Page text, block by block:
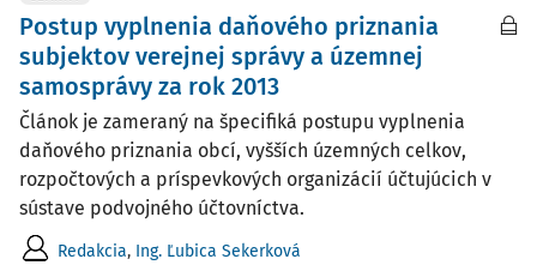
Postup vyplnenia daňového priznania
subjektov verejnej správy a územnej
samosprávy za rok 2013
Článok je zameraný na špecifiká postupu vyplnenia
daňového priznania obcí, vyšších územných celkov,
rozpočtových a príspevkových organizácií účtujúcich v
sústave podvojného účtovníctva.
Redakcia, Ing. Ľubica Sekerková